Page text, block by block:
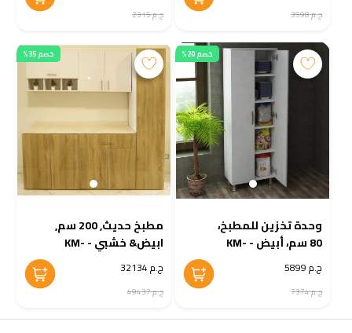
ج.م 3598 ج.م 2315
خصم 20%
وحدة تخزين للمطبخ،
80 سم، أبيض - KM-
EG80-133ج.م 5899
ج.م 7374
خصم 35%
مطبخ حديث, 200 سم,
ابيض& خشبي - KM-
EG128-71ج.م 32134
ج.م 49437